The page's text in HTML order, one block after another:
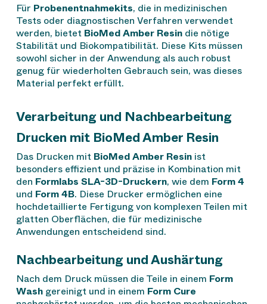
Für Probenentnahmekits, die in medizinischen
Tests oder diagnostischen Verfahren verwendet
werden, bietet BioMed Amber Resindie nötige
Stabilität und Biokompatibilität. Diese Kits müssen
sowohl sicher in der Anwendung als auch robust
genug für wiederholten Gebrauch sein, was dieses
Material perfekt erfüllt.
Verarbeitung und Nachbearbeitung
Drucken mit BioMed Amber Resin
Das Drucken mit BioMed Amber Resinist
besonders effizient und präzise in Kombination mit
den Formlabs SLA-3D-Druckern, wie dem Form 4
und Form 4B. Diese Drucker ermöglichen eine
hochdetaillierte Fertigung von komplexen Teilen mit
glatten Oberflächen, die für medizinische
Anwendungen entscheidend sind.
Nachbearbeitung und Aushärtung
Nach dem Druck müssen die Teile in einem Form
Washgereinigt und in einem Form Cure